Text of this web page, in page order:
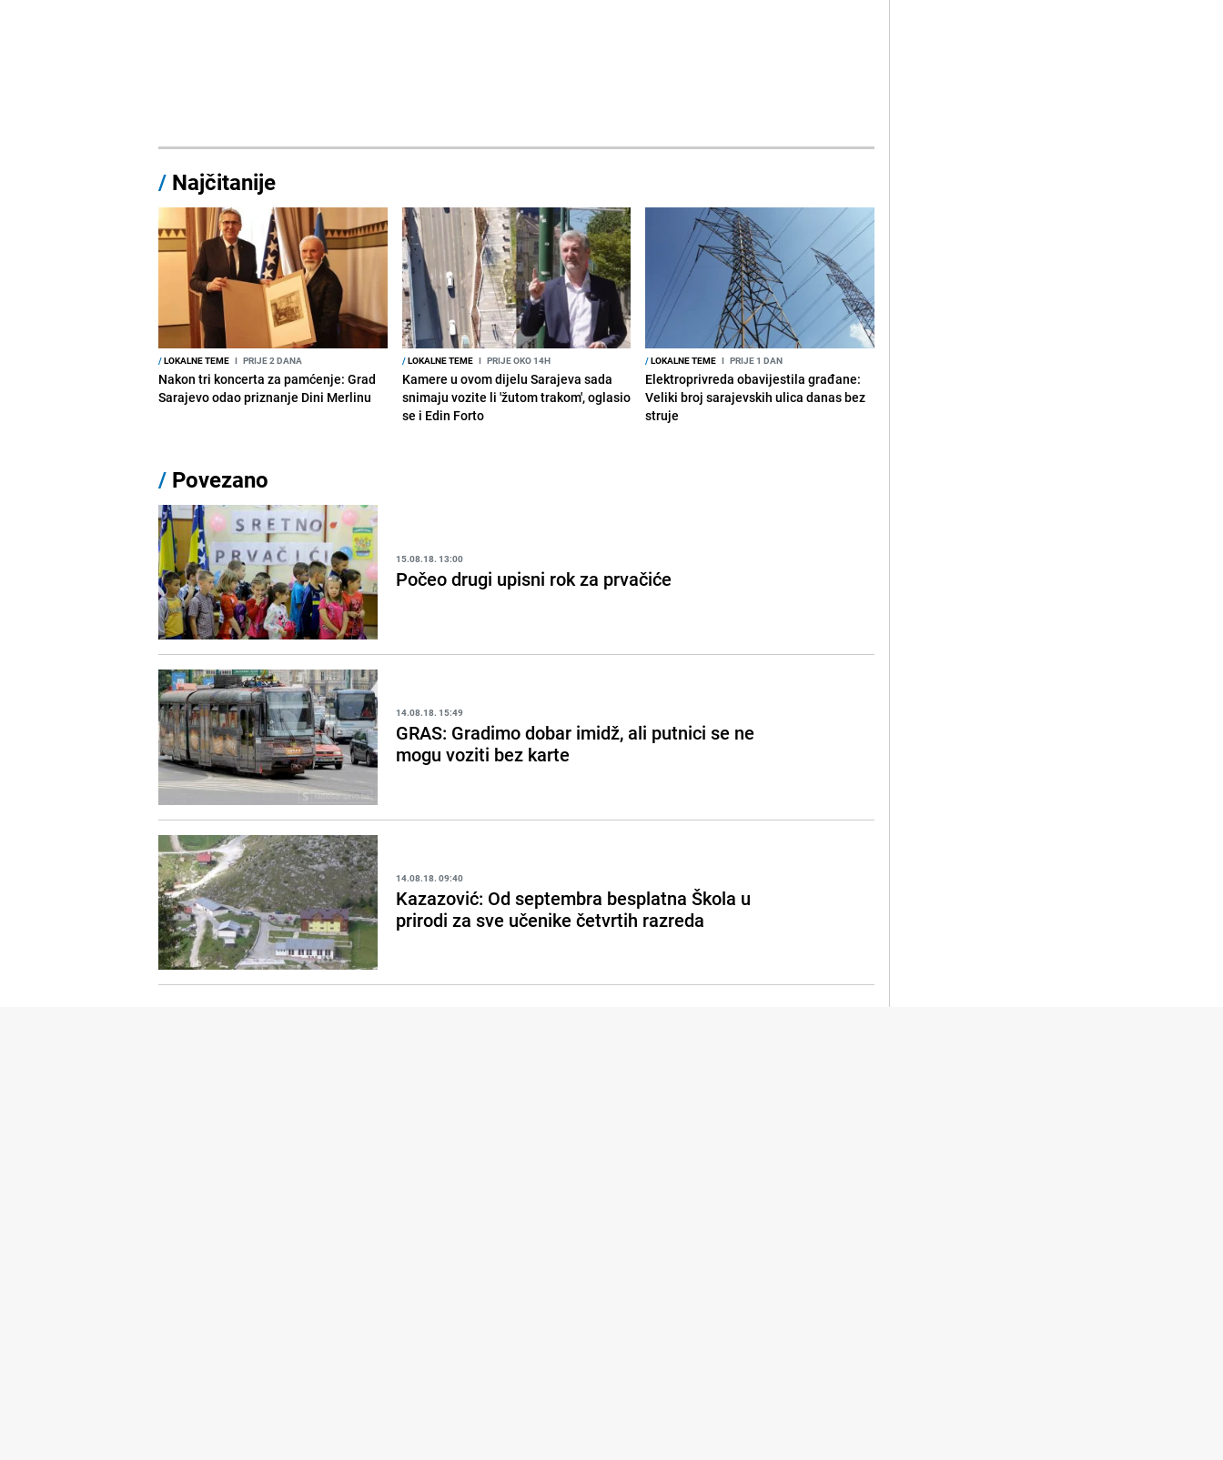
/ Najčitanije
/LOKALNE TEME I PRIJE 2 DANA
Nakon tri koncerta za pamćenje: Grad
Sarajevo odao priznanje Dini Merlinu
/LOKALNE TEME I PRIJE OKO 14H
Kamere u ovom dijelu Sarajeva sada
snimaju vozite li 'žutom trakom', oglasio
se i Edin Forto
/LOKALNE TEME I PRIJE 1 DAN
Elektroprivreda obavijestila građane:
Veliki broj sarajevskih ulica danas bez
struje
/ Povezano
15.08.18. 13:00
Počeo drugi upisni rok za prvačiće
14.08.18. 15:49
GRAS: Gradimo dobar imidž, ali putnici se ne
mogu voziti bez karte
14.08.18. 09:40
Kazazović: Od septembra besplatna Škola u
prirodi za sve učenike četvrtih razreda